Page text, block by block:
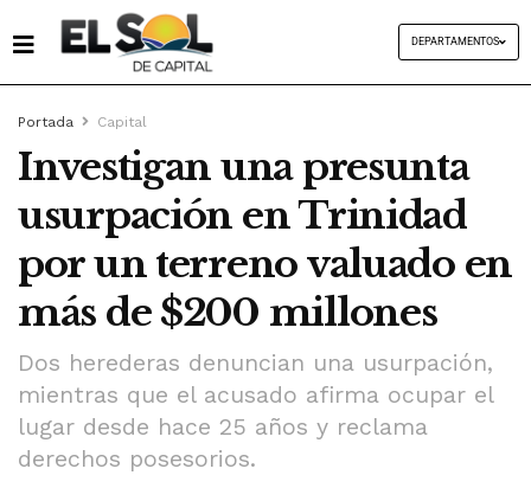
DEPARTAMENTOS
Portada Capital
Investigan una presunta
usurpación en Trinidad
por un terreno valuado en
más de $200 millones
Dos herederas denuncian una usurpación,
mientras que el acusado afirma ocupar el
lugar desde hace 25 años y reclama
derechos posesorios.